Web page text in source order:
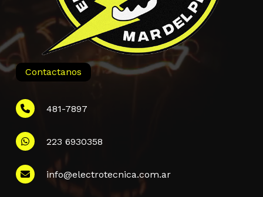
Contactanos
481-7897
223 6930358
info@electrotecnica.com.ar
Información